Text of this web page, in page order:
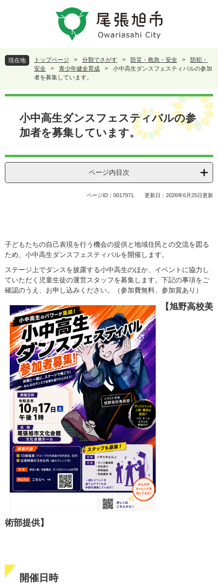
頭
で
飛
ば
本
現在地 トップページ > 分類でさがす > 防災・救急・安全 >
防犯・
安全
> 青少年健全育成 >
小中高生ダンスフェスティバルの参加
者を募集しています。
本
小中高生ダンスフェスティバルの参
加者を募集しています。
ページ内目次
ページID：0017971 更新日：2026年6月25日更新
子どもたちの自己表現を行う機会の提供と地域住民との交流を図る
ため、小中高生ダンスフェスティバルを開催します。
ステージ上でダンスを披露する小中高生のほか、イベントに協力し
ていただく児童生徒の運営スタッフを募集します。下記の事項をご
確認のうえ、お申し込みください。（参加費無料、参加賞あり）
【旭野高校美
術部提供】
開催日時